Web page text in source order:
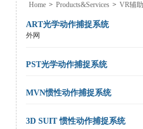
Home > Products&Services > VR辅
ART光学动作捕捉系统
外网
PST光学动作捕捉系统
MVN惯性动作捕捉系统
3D SUIT 惯性动作捕捉系统